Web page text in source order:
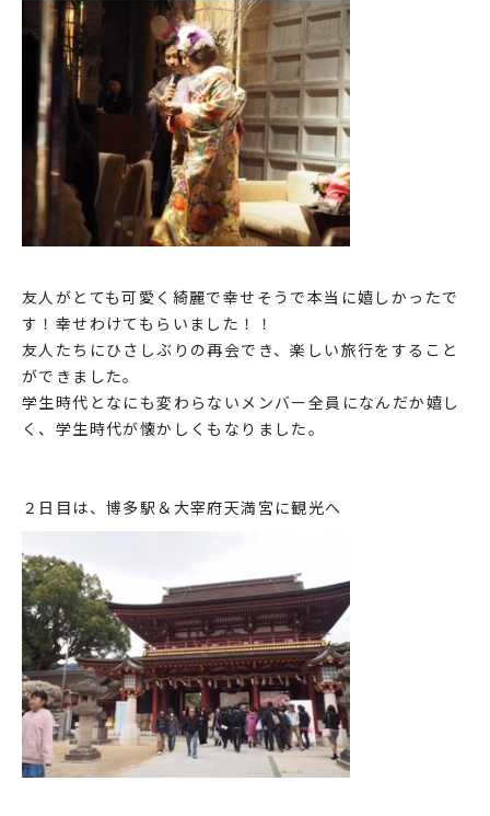
友人がとても可愛く綺麗で幸せそうで本当に嬉しかったで
す！幸せわけてもらいました！！
友人たちにひさしぶりの再会でき、楽しい旅行をすること
ができました。
学生時代となにも変わらないメンバー全員になんだか嬉し
く、学生時代が懐かしくもなりました。
２日目は、博多駅＆大宰府天満宮に観光へ